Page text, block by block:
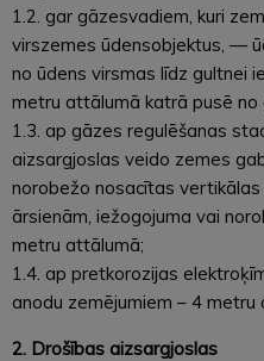
1.2. gar gāzesvadiem, kuri
virszemes ūdensobjektus, —
no ūdens virsmas līdz gultnei
metru attālumā katrā pusē no
1.3. ap gāzes regulēšanas
aizsargjoslas veido zemes
norobežo nosacītas
ārsienām, iežogojuma vai
metru attālumā;
1.4. ap pretkorozijas
anodu zemējumiem – 4
2. Drošības aizsargjoslas